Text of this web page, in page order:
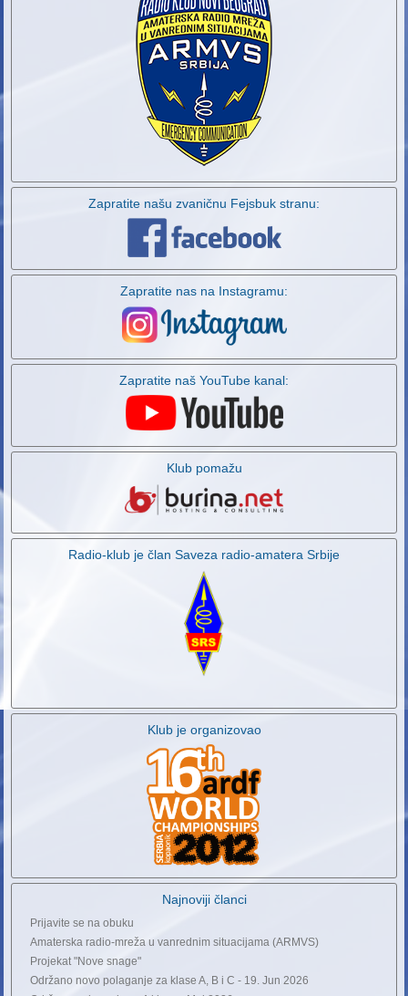
Zapratite našu zvaničnu Fejsbuk stranu:
Zapratite nas na Instagramu:
Zapratite naš YouTube kanal:
Klub pomažu
Radio-klub je član Saveza radio-amatera Srbije
Klub je organizovao
Najnoviji članci
Prijavite se na obuku
Amaterska radio-mreža u vanrednim situacijama (ARMVS)
Projekat "Nove snage"
Održano novo polaganje za klase A, B i C - 19. Jun 2026